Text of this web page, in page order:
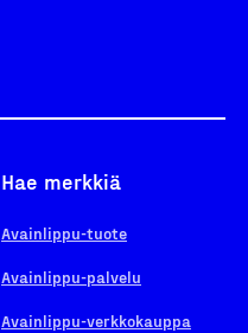
Hae merkkiä
Avainlippu-tuote
Avainlippu-palvelu
Avainlippu-verkkokauppa